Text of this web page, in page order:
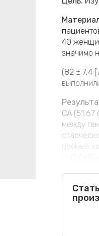
40
значимо
(82 ± 7,4
СА (51,67
между
прямые